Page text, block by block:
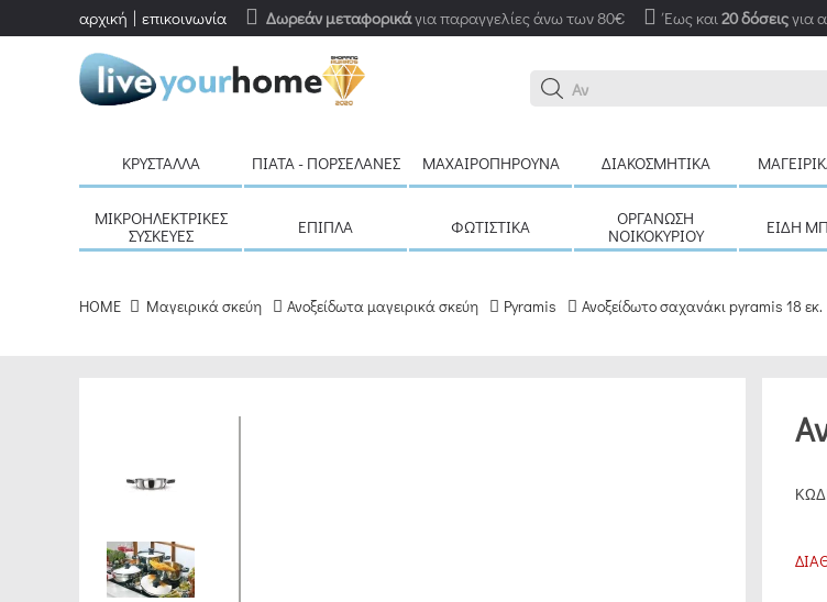
Δωρεάν μεταφορικάγια παραγγελίες άνω των 80€ Έως και20 δόσειςγια
αρχική επικοινωνία
Αναζήτη
ΚΡΎΣΤΑΛΛΑ ΠΙΆΤΑ - ΠΟΡΣΕΛΆΝΕΣ ΜΑΧΑΙΡΟΠΉΡΟΥΝΑ ΔΙΑΚΟΣΜΗΤΙΚΆ
ΜΙΚΡΟΗΛΕΚΤΡΙΚΈΣ
ΣΥΣΚΕΥΈΣ
ΈΠΙΠΛΑ ΦΩΤΙΣΤΙΚΆ
ΟΡΓΆΝΩΣΗ
ΝΟΙΚΟΚΥΡΙΟΎ
ΕΊΔΗ
HOME Μαγειρικά σκεύη Ανοξείδωτα μαγειρικά σκεύη Pyramis Ανοξείδωτο σαχανάκι pyramis 18 εκ.